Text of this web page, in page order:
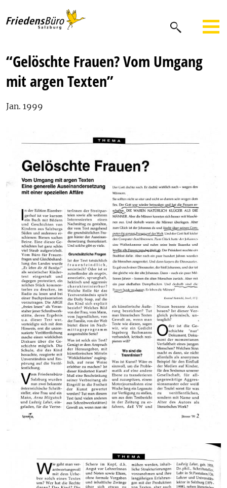
“Gelöschte Frauen? Vom Umgang
mit argen Texten”
Jan. 1999